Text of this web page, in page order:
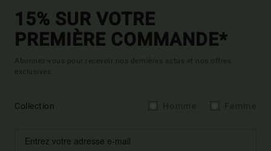
15% SUR VOTRE
PREMIÈRE COMMANDE*
Abonnez-vous pour recevoir nos dernières actus et nos offres
exclusives.
Collection